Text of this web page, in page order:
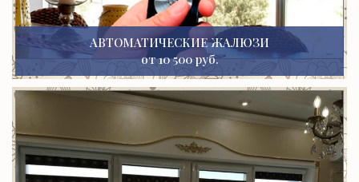
АВТОМАТИЧЕСКИЕ ЖАЛЮЗИ
от 10 500 руб.